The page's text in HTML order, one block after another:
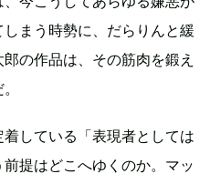
まう時勢に、だらりんと緩
の作品は、その筋肉を鍛え
している「表現者としては
前提はどこへゆくのか。マッ